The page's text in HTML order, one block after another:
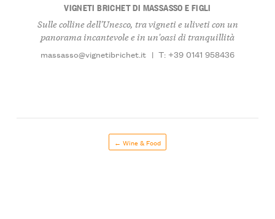
VIGNETI BRICHET DI MASSASSO E FIGLI
Sulle colline dell'Unesco, tra vigneti e uliveti con un
panorama incantevole e in un'oasi di tranquillità
massasso@vignetibrichet.it | T: +39 0141 958436
← Wine & Food